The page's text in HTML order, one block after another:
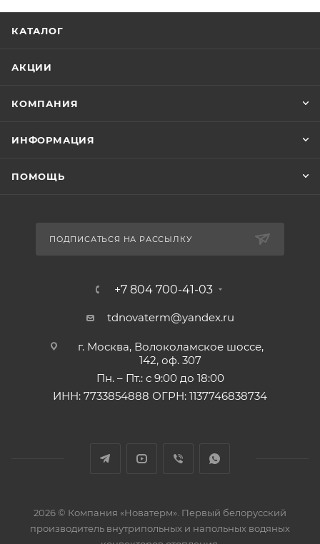
КАТАЛОГ
АКЦИИ
КОМПАНИЯ
ИНФОРМАЦИЯ
ПОМОЩЬ
ПОДПИСАТЬСЯ НА РАССЫЛКУ
+7 804 700-41-03
tdnovaterm@yandex.ru
г. Москва, Волоколамское шоссе,
142, оф. 307
Пн. – Пт.: с 9:00 до 18:00
ИНН: 7733854888 ОГРН: 1137746838734
2026 © Компания «Новатерм». Первый белорусский
производитель внутрипольных и напольных водяных